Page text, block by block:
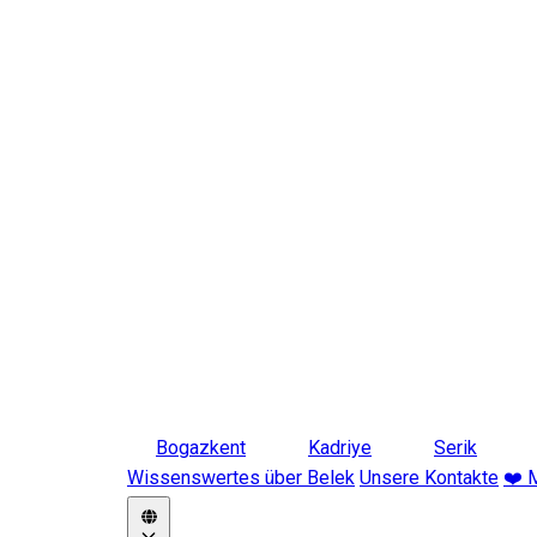
Bogazkent Kadriye
Serik
Wissenswertes über Belek Unsere Kontakte ❤️